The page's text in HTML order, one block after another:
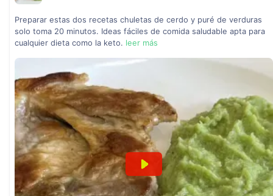
Preparar estas dos recetas chuletas de cerdo y puré de verduras
solo toma 20 minutos. Ideas fáciles de comida saludable apta para
cualquier dieta como la keto. leer más